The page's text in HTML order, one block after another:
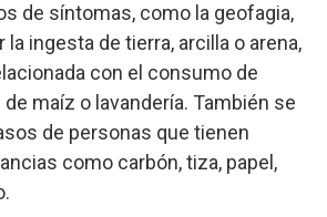
de síntomas, como la geofagia,
ingesta de tierra, arcilla o arena,
con el consumo de
maíz o lavandería. También se
de personas que tienen
como carbón, tiza, papel,